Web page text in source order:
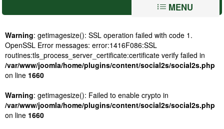
MENU
Warning: getimagesize(): SSL operation failed with code 1.
OpenSSL Error messages: error:1416F086:SSL
routines:tls_process_server_certificate:certificate verify failed in
/var/www/joomla/home/plugins/content/social2s/social2s.php
on line 1660
Warning: getimagesize(): Failed to enable crypto in
/var/www/joomla/home/plugins/content/social2s/social2s.php
on line 1660